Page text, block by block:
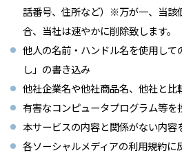
話番号、住所など）※万が一、当該
合、当社は速やかに削除致します。
他人の名前・ハンドル名を使用して
し」の書き込み
他社企業名や他社商品名、他社と比
有害なコンピュータプログラム等
本サービスの内容と関係がない内容
各ソーシャルメディアの利用規約に